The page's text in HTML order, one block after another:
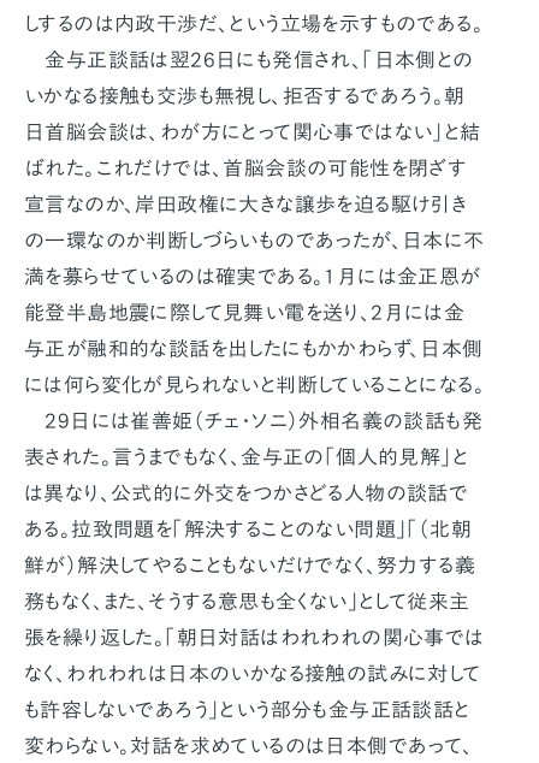
しするのは内政干渉だ、という立場を示すものである。
金与正談話は翌26日にも発信され、「日本側との
いかなる接触も交渉も無視し、拒否するであろう。朝
日首脳会談は、わが方にとって関心事ではない」と結
ばれた。これだけでは、首脳会談の可能性を閉ざす
宣言なのか、岸田政権に大きな譲歩を迫る駆け引き
の一環なのか判断しづらいものであったが、日本に不
満を募らせているのは確実である。1月には金正恩が
能登半島地震に際して見舞い電を送り、2月には金
与正が融和的な談話を出したにもかかわらず、日本側
には何ら変化が見られないと判断していることになる。
29日には崔善姫（チェ・ソニ）外相名義の談話も発
表された。言うまでもなく、金与正の「個人的見解」と
は異なり、公式的に外交をつかさどる人物の談話で
ある。拉致問題を「解決することのない問題」「（北朝
鮮が）解決してやることもないだけでなく、努力する義
務もなく、また、そうする意思も全くない」として従来主
張を繰り返した。「朝日対話はわれわれの関心事では
なく、われわれは日本のいかなる接触の試みに対して
も許容しないであろう」という部分も金与正話談話と
変わらない。対話を求めているのは日本側であって、